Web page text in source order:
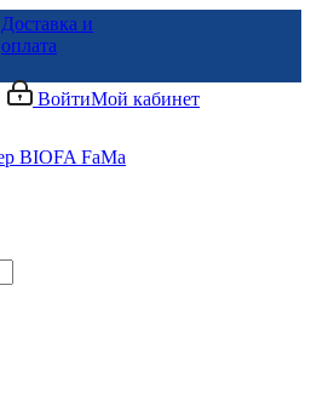
Доставка и
оплата
ВойтиМой кабинет